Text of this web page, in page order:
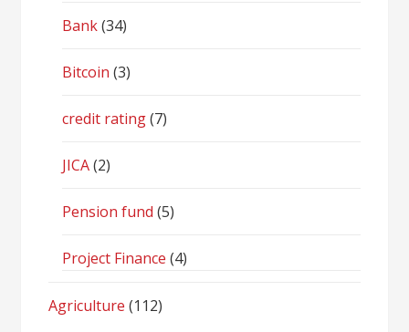
Bank(34)
Bitcoin (3)
credit rating(7)
JICA(2)
Pension fund (5)
Project Finance (4)
Agriculture (112)